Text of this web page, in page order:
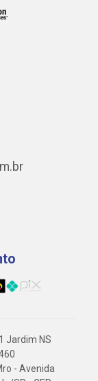
Jardim NS
- Avenida